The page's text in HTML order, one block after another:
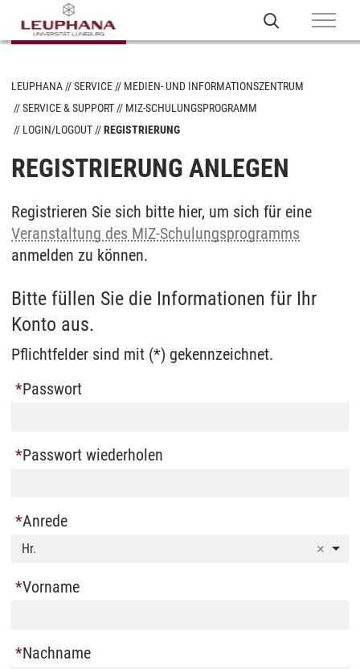
LEUPHANA SERVICE
MEDIEN- UND INFORMATIONSZENTRUM
SERVICE & SUPPORT
MIZ-SCHULUNGSPROGRAMM
LOGIN/LOGOUT
REGISTRIERUNG
REGISTRIERUNG ANLEGEN
Registrieren Sie sich bitte hier, um sich für eine
Veranstaltung des MIZ-Schulungsprogramms
anmelden zu können.
Bitte füllen Sie die Informationen für Ihr
Konto aus.
Pflichtfelder sind mit (*) gekennzeichnet.
Passwort
Passwort wiederholen
Anrede
Hr.
Vorname
Nachname